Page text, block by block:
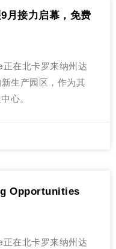
月接力启幕，免费
在北卡罗来纳州达
生产园区，作为其
心。
Opportunities
在北卡罗来纳州达